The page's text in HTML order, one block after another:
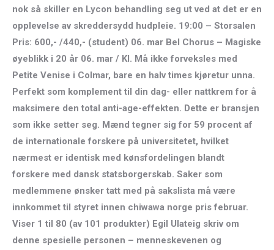
nok så skiller en Lycon behandling seg ut ved at det er en
opplevelse av skreddersydd hudpleie. 19:00 – Storsalen
Pris: 600,- /440,- (student) 06. mar Bel Chorus – Magiske
øyeblikk i 20 år 06. mar / Kl. Må ikke forveksles med
Petite Venise i Colmar, bare en halv times kjøretur unna.
Perfekt som komplement til din dag- eller nattkrem for å
maksimere den total anti-age-effekten. Dette er bransjen
som ikke setter seg. Mænd tegner sig for 59 procent af
de internationale forskere på universitetet, hvilket
nærmest er identisk med kønsfordelingen blandt
forskere med dansk statsborgerskab. Saker som
medlemmene ønsker tatt med på sakslista må være
innkommet til styret innen chiwawa norge pris februar.
Viser 1 til 80 (av 101 produkter) Egil Ulateig skriv om
denne spesielle personen – menneskevenen og